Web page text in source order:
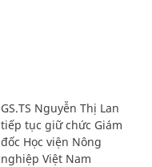
GS.TS Nguyễn Thị Lan
tiếp tục giữ chức Giám
đốc Học viện Nông
nghiệp Việt Nam